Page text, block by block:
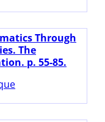
Through
The
p. 55-85.